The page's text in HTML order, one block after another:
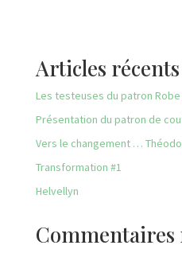
Articles récents
Les testeuses du patron Robe
Présentation du patron de
Vers le changement …
Transformation #1
Helvellyn
Commentaires